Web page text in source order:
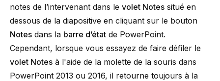
notes de l’intervenant dans le volet Notes situé en
dessous de la diapositive en cliquant sur le bouton
Notes dans la barre d’état de PowerPoint.
Cependant, lorsque vous essayez de faire défiler le
volet Notes à l'aide de la molette de la souris dans
PowerPoint 2013 ou 2016, il retourne toujours à la